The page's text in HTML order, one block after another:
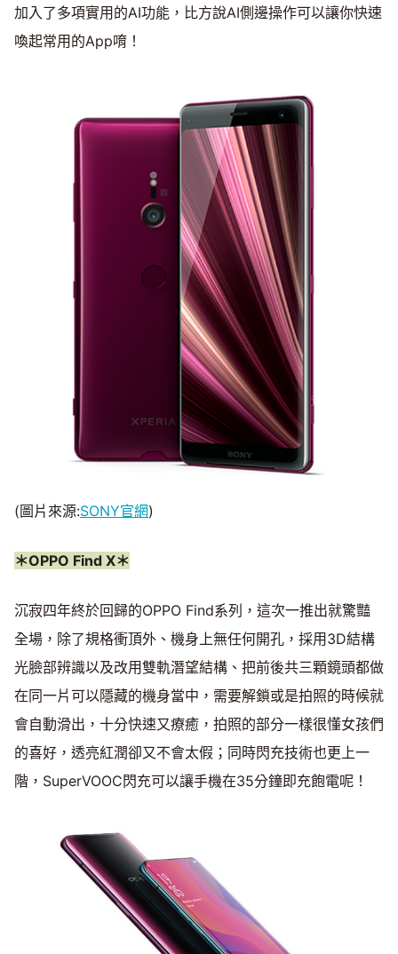
加入了多項實用的AI功能，比方說AI側邊操作可以讓你快速
喚起常用的App唷！
(圖片來源:SONY官網)
＊OPPO Find X＊
沉寂四年終於回歸的OPPO Find系列，這次一推出就驚豔
全場，除了規格衝頂外、機身上無任何開孔，採用3D結構
光臉部辨識以及改用雙軌潛望結構、把前後共三顆鏡頭都做
在同一片可以隱藏的機身當中，需要解鎖或是拍照的時候就
會自動滑出，十分快速又療癒，拍照的部分一樣很懂女孩們
的喜好，透亮紅潤卻又不會太假；同時閃充技術也更上一
階，SuperVOOC閃充可以讓手機在35分鐘即充飽電呢！